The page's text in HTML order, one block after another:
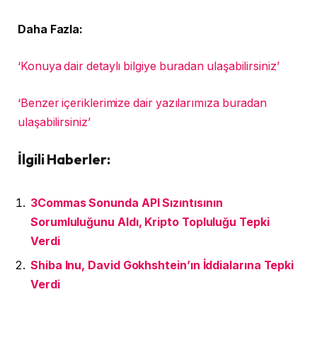
Daha Fazla:
‘Konuya dair detaylı bilgiye buradan ulaşabilirsiniz’
‘Benzer içeriklerimize dair yazılarımıza buradan
ulaşabilirsiniz’
İlgili Haberler:
3Commas Sonunda API Sızıntısının
Sorumluluğunu Aldı, Kripto Topluluğu Tepki
Verdi
Shiba Inu, David Gokhshtein’ın İddialarına Tepki
Verdi